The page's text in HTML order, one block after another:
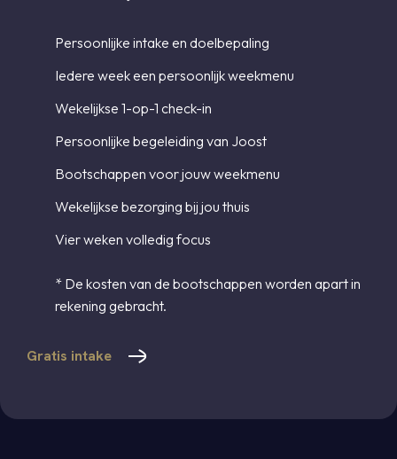
Persoonlijke intake en doelbepaling
Iedere week een persoonlijk weekmenu
Wekelijkse 1-op-1 check-in
Persoonlijke begeleiding van Joost
Bootschappen voor jouw weekmenu
Wekelijkse bezorging bij jou thuis
Vier weken volledig focus
* De kosten van de bootschappen worden apart in
rekening gebracht.
Gratis intake